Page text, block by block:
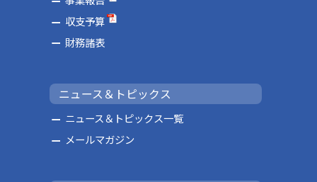
収支予算
財務諸表
ニュース＆トピックス
ニュース＆トピックス一覧
メールマガジン